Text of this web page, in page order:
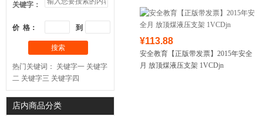
关键字：
价 格： 到
搜索
热门关键词： 关键字一 关键字
二 关键字三 关键字四
店内商品分类
¥113.88
安全教育【正版带发票】2015年安全
月 放顶煤液压支架 1VCDjn